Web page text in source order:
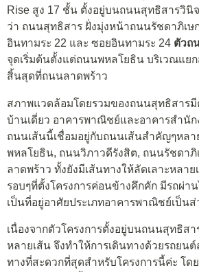
Rise สูง 17 ชั้น ตั้งอยู่บนถนนสุทธิสารวินิ
ว่า ถนนสุทธิสาร ฝั่งมุ่งหน้าถนนรัชดาภิเษ
อินทามระ 22 และ ซอยอินทามระ 24 ตัวถ
จุดเริ่มต้นตั้งแต่ถนนพหลโยธิน บริเวณแย
สิ้นสุดที่ถนนลาดพร้าว
สภาพแวดล้อมโดยรวมของถนนสุทธิสาร
บ้านเดี่ยว อาคารพาณิชย์และอาคารสำนัก
ถนนเส้นนี้เชื่อมอยู่กับถนนเส้นสำคัญๆหลา
พหลโยธิน, ถนนวิภาวดีรังสิต, ถนนรัชดาภิ
ลาดพร้าว ทั้งยังมีเส้นทางให้ลัดเลาะหลา
รอบๆที่ตั้งโครงการค่อนข้างคึกคัก มีรถผ่า
เป็นที่อยู่อาศัยประเภทอาคารพาณิชย์เป็น
เนื่องจากตัวโครงการตั้งอยู่บนถนนสุทธิส
หลายเส้น จึงทำให้การเดินทางด้วยรถยน
ทางที่สะดวกที่สุดสำหรับโครงการนี้ค่ะ โด